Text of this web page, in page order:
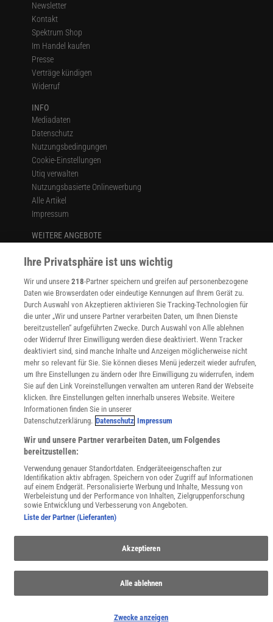
Newsletter
Kontakt
Spektrum Shop
Im Handel kaufen
Presse
Verträge kündigen
Widerruf
INFO
Mediadaten
Datenschutz
Nutzungsbedingungen
Cookie-Einstellungen
Utiq verwalten
Nutzungsbasierte Onlinewerbung
Alle Artikel
Impressum
WEITERE ANGEBOTE
Angebote für Institutionen
Lexika
Für Spektrum schreiben
Zugänglichkeitserklärung
WEBSEITEN
KielSCN
Wissenschaft in die Schulen
SciLogs
Uns finden Sie auch hier:
Ihre Privatsphäre ist uns wichtig
Wir und unsere218-Partner speichern und greifen auf personenbezogene
Daten wie Browserdaten oder eindeutige Kennungen auf Ihrem Gerät zu.
Durch Auswahl von Akzeptieren aktivieren Sie Tracking-Technologien für
die unter „Wir und unsere Partner verarbeiten Daten, um Ihnen Dienste
bereitzustellen“ aufgeführten Zwecke. Durch Auswahl von Alle ablehnen
oder Widerruf Ihrer Einwilligung werden diese deaktiviert. Wenn Tracker
deaktiviert sind, sind manche Inhalte und Anzeigen möglicherweise nicht
mehr so relevant für Sie. Sie können dieses Menü jederzeit wieder aufrufen,
um Ihre Einstellungen zu ändern oder Ihre Einwilligung zu widerrufen, indem
Sie auf den Link Voreinstellungen verwalten am unteren Rand der Webseite
klicken. Ihre Einstellungen gelten innerhalb unseres Website. Weitere
Informationen finden Sie in unserer
Datenschutzerklärung. Datenschutz Impressum
Wir und unsere Partner verarbeiten Daten, um Folgendes
bereitzustellen:
Verwendung genauer Standortdaten. Endgeräteeigenschaften zur
Identifikation aktiv abfragen. Speichern von oder Zugriff auf Informationen
auf einem Endgerät. Personalisierte Werbung und Inhalte, Messung von
Werbeleistung und der Performance von Inhalten, Zielgruppenforschung
sowie Entwicklung und Verbesserung von Angeboten.
Liste der Partner (Lieferanten)
Akzeptieren
Alle ablehnen
Zwecke anzeigen